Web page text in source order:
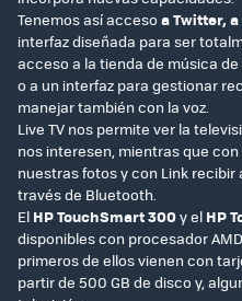
Tenemos así acceso a Twitter,
interfaz diseñada para ser
acceso a la tienda de música
o a un interfaz para gestionar
manejar también con la voz.
Live TV nos permite ver la
nos interesen, mientras que
nuestras fotos y con Link
través de Bluetooth.
El HP TouchSmart 300y el HP
disponibles con procesador
primeros de ellos vienen con
partir de 500 GB de disco y,